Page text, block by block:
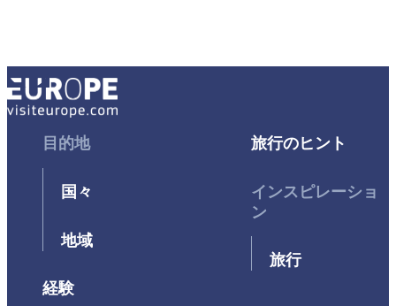
Footer目的地
国々
地域
経験
Footer旅行のヒント
インスピレーショ
ン
旅行